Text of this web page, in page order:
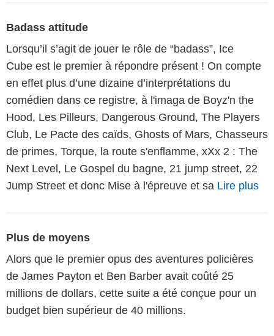
Badass attitude
Lorsqu’il s’agit de jouer le rôle de “badass”, Ice
Cube est le premier à répondre présent ! On compte
en effet plus d’une dizaine d’interprétations du
comédien dans ce registre, à l'imaga de Boyz'n the
Hood, Les Pilleurs, Dangerous Ground, The Players
Club, Le Pacte des caïds, Ghosts of Mars, Chasseurs
de primes, Torque, la route s'enflamme, xXx 2 : The
Next Level, Le Gospel du bagne, 21 jump street, 22
Jump Street et donc Mise à l'épreuve et sa Lire plus
Plus de moyens
Alors que le premier opus des aventures policières
de James Payton et Ben Barber avait coûté 25
millions de dollars, cette suite a été conçue pour un
budget bien supérieur de 40 millions.